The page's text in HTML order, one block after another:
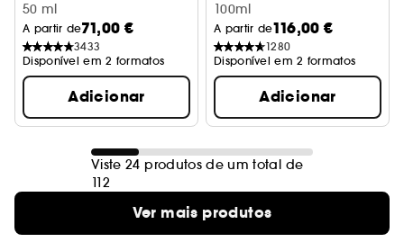
Eau de Toilette
50 ml
A partir de71,00 €
3433
Disponível em 2 formatos
Adicionar
100ml
A partir de116,00 €
1280
Disponível em 2 formatos
Adicionar
Viste 24 produtos de um total de
112
Ver mais produtos